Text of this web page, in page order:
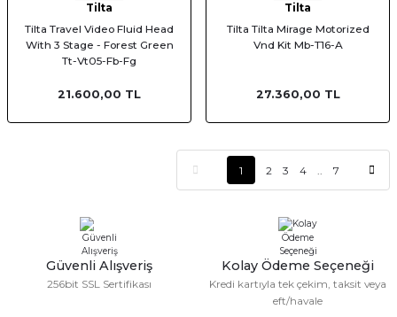
Tilta
Tilta Travel Video Fluid Head
With 3 Stage - Forest Green
Tt-Vt05-Fb-Fg
21.600,00 TL
Tilta
Tilta Tilta Mirage Motorized
Vnd Kit Mb-T16-A
27.360,00 TL
1 2 3 4 7
Güvenli Alışveriş
256bit SSL Sertifikası
Kolay Ödeme Seçeneği
Kredi kartıyla tek çekim, taksit veya
eft/havale